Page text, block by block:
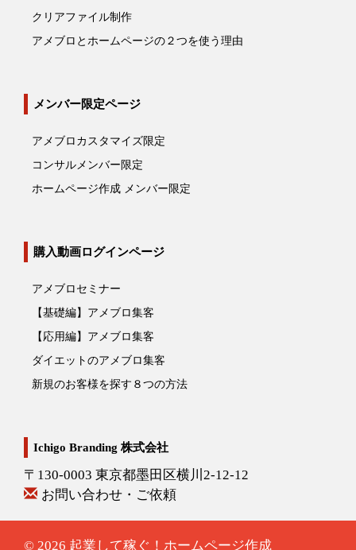
クリアファイル制作
アメブロとホームページの２つを使う理由
メンバー限定ページ
アメブロカスタマイズ限定
コンサルメンバー限定
ホームページ作成 メンバー限定
購入動画ログインページ
アメブロセミナー
【基礎編】アメブロ集客
【応用編】アメブロ集客
ダイエットのアメブロ集客
新規のお客様を探す８つの方法
Ichigo Branding 株式会社
〒130-0003 東京都墨田区横川2-12-12
お問い合わせ・ご依頼
© 2026 起業して稼ぐ！ホームページ作成